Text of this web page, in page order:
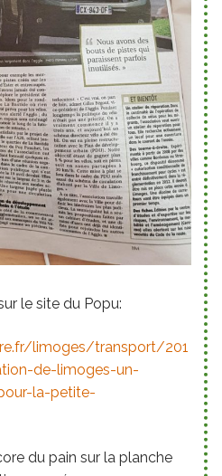
le site du Popu:
limoges/transport/201
de-limoges-un-
la-petite-
du pain sur la planche